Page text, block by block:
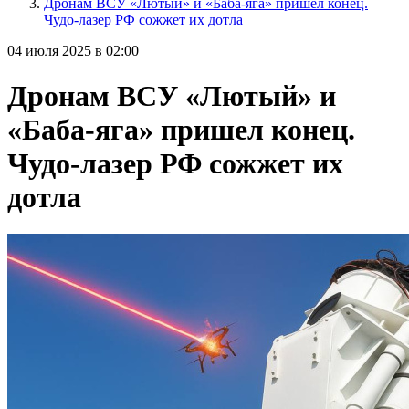
Дронам ВСУ «Лютый» и «Баба-яга» пришел конец.
Чудо-лазер РФ сожжет их дотла
04 июля 2025 в 02:00
Дронам ВСУ «Лютый» и
«Баба-яга» пришел конец.
Чудо-лазер РФ сожжет их
дотла